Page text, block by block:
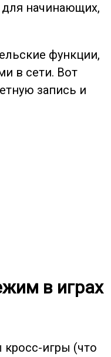
начинающих,
функции,
в сети. Вот
запись и
в играх
игры (что